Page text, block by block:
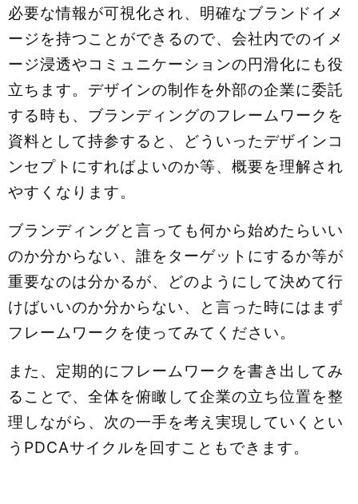
必要な情報が可視化され、明確なブランドイメ
ージを持つことができるので、会社内でのイメ
ージ浸透やコミュニケーションの円滑化にも役
立ちます。デザインの制作を外部の企業に委託
する時も、ブランディングのフレームワークを
資料として持参すると、どういったデザインコ
ンセプトにすればよいのか等、概要を理解され
やすくなります。
ブランディングと言っても何から始めたらいい
のか分からない、誰をターゲットにするか等が
重要なのは分かるが、どのようにして決めて行
けばいいのか分からない、と言った時にはまず
フレームワークを使ってみてください。
また、定期的にフレームワークを書き出してみ
ることで、全体を俯瞰して企業の立ち位置を整
理しながら、次の一手を考え実現していくとい
うPDCAサイクルを回すこともできます。